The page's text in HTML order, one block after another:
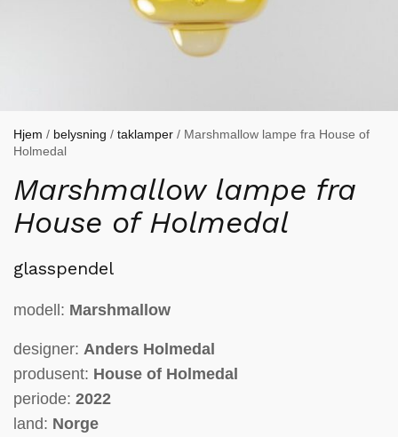
Hjem / belysning / taklamper / Marshmallow lampe fra House of
Holmedal
Marshmallow lampe fra
House of Holmedal
glasspendel
modell: Marshmallow
designer: Anders Holmedal
produsent: House of Holmedal
periode: 2022
land: Norge